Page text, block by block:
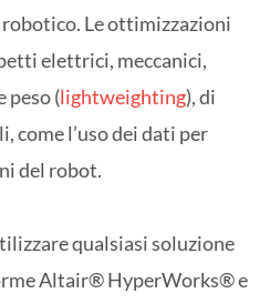
Le ottimizzazioni
elettrici, meccanici,
(lightweighting), di
come l’uso dei dati per
del robot.
qualsiasi soluzione
Altair® HyperWorks® e